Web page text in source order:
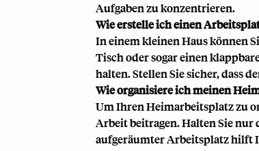
Aufgaben zu konzentrieren.
Wie erstelle ich einen
In einem kleinen Haus können
Tisch oder sogar einen
halten. Stellen Sie sicher, dass
Wie organisiere ich meinen
Um Ihren Heimarbeitsplatz zu
Arbeit beitragen. Halten Sie nur
aufgeräumter Arbeitsplatz hilft